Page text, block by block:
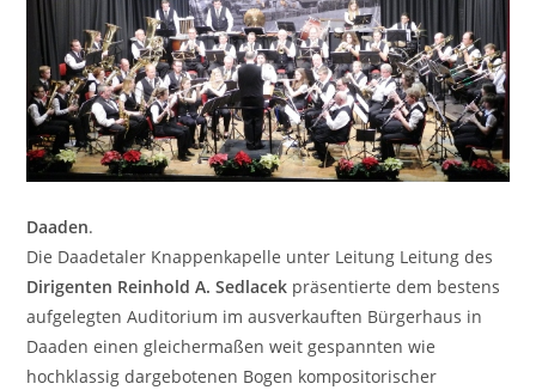
Daaden.
Die Daadetaler Knappenkapelle unter Leitung Leitung des
Dirigenten Reinhold A. Sedlacek präsentierte dem bestens
aufgelegten Auditorium im ausverkauften Bürgerhaus in
Daaden einen gleichermaßen weit gespannten wie
hochklassig dargebotenen Bogen kompositorischer